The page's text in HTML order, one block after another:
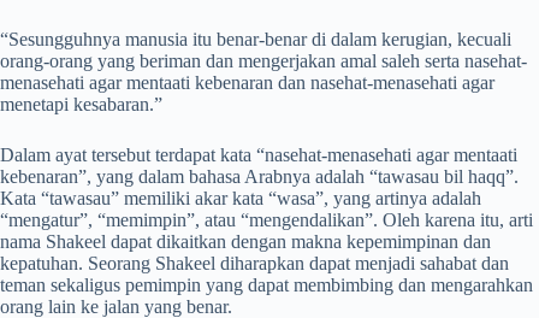
“Sesungguhnya manusia itu benar-benar di dalam kerugian, kecuali
orang-orang yang beriman dan mengerjakan amal saleh serta nasehat-
menasehati agar mentaati kebenaran dan nasehat-menasehati agar
menetapi kesabaran.”
Dalam ayat tersebut terdapat kata “nasehat-menasehati agar mentaati
kebenaran”, yang dalam bahasa Arabnya adalah “tawasau bil haqq”.
Kata “tawasau” memiliki akar kata “wasa”, yang artinya adalah
“mengatur”, “memimpin”, atau “mengendalikan”. Oleh karena itu, arti
nama Shakeel dapat dikaitkan dengan makna kepemimpinan dan
kepatuhan. Seorang Shakeel diharapkan dapat menjadi sahabat dan
teman sekaligus pemimpin yang dapat membimbing dan mengarahkan
orang lain ke jalan yang benar.